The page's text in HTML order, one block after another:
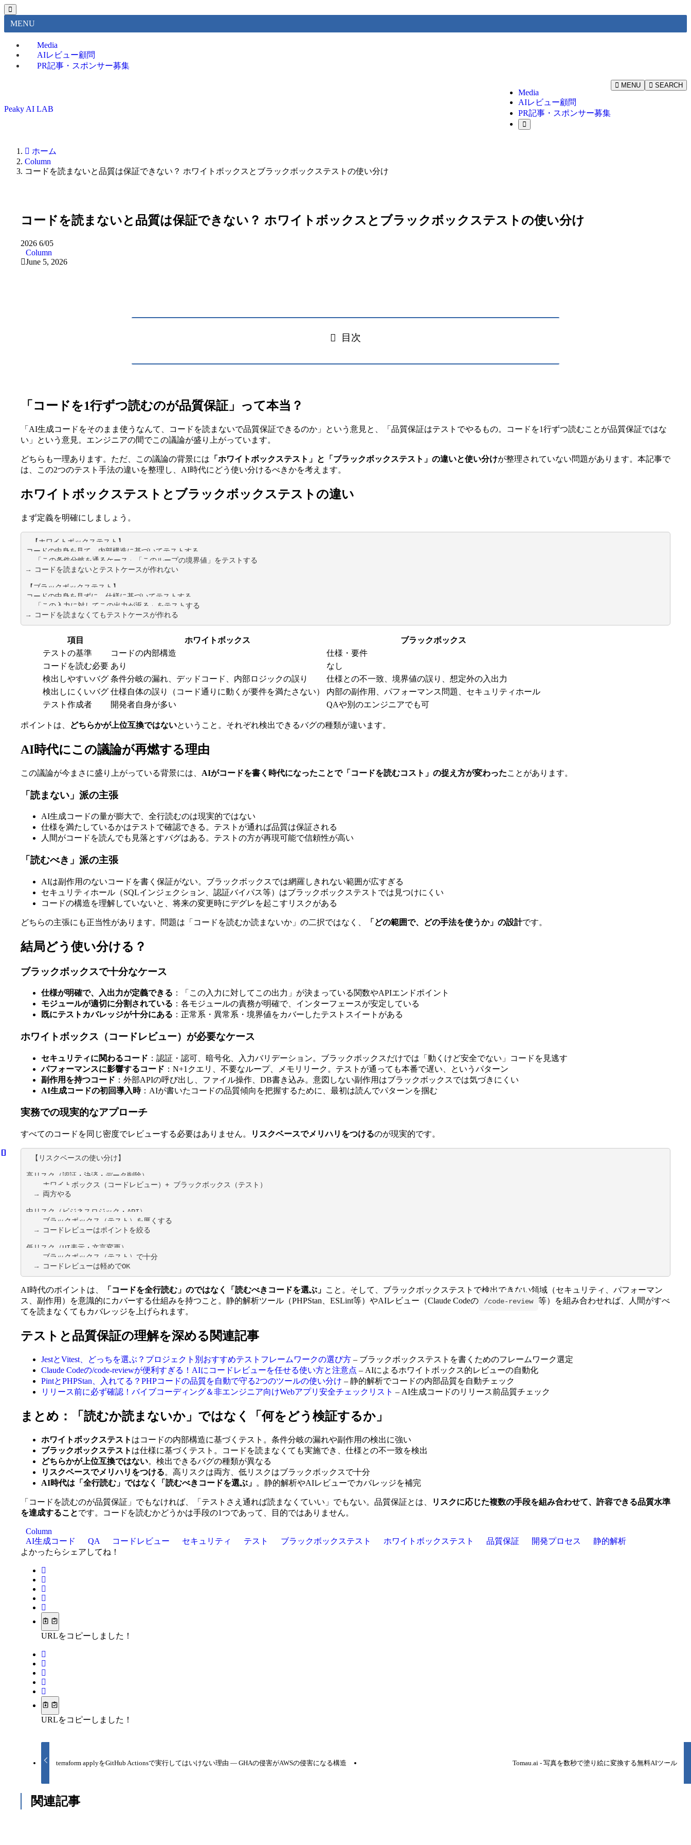
MENU
Media
AIレビュー顧問
PR記事・スポンサー募集
Peaky AI LAB
Media
AIレビュー顧問
PR記事・スポンサー募集
SEARCH
MENU
ホーム
Column
コードを読まないと品質は保証できない？ ホワイトボックスとブラックボックステストの使い分け
コードを読まないと品質は保証できない？ ホワイトボックスとブラックボックステストの使い分け
2026 6/05
Column
June 5, 2026
目次
「コードを1行ずつ読むのが品質保証」って本当？
「AI生成コードをそのまま使うなんて、コードを読まないで品質保証できるのか」という意見と、「品質保証はテストでやるもの。コードを1行ずつ読むことが品質保証ではな
い」という意見。エンジニアの間でこの議論が盛り上がっています。
どちらも一理あります。ただ、この議論の背景には 「ホワイトボックステスト」と「ブラックボックステスト」の違いと使い分けが整理されていない問題があります。本記事で
は、この2つのテスト手法の違いを整理し、AI時代にどう使い分けるべきかを考えます。
ホワイトボックステストとブラックボックステストの違い
まず定義を明確にしましょう。
【ホワイトボックステスト】
コードの中身を見て、内部構造に基づいてテストする
→ 「この条件分岐を通るケース」「このループの境界値」をテストする
→ コードを読まないとテストケースが作れない
【ブラックボックステスト】
コードの中身を見ずに、仕様に基づいてテストする
→ 「この入力に対してこの出力が返る」をテストする
→ コードを読まなくてもテストケースが作れる
項目 ホワイトボックス
ブラックボックス
テストの基準
コードの内部構造
仕様・要件
コードを読む必要 あり
なし
検出しやすいバグ 条件分岐の漏れ、デッドコード、内部ロジックの誤り
仕様との不一致、境界値の誤り、想定外の入出力
検出しにくいバグ 仕様自体の誤り（コード通りに動くが要件を満たさない）
内部の副作用、パフォーマンス問題、セキュリティホール
テスト作成者
開発者自身が多い QAや別のエンジニアでも可
ポイントは、 どちらかが上位互換ではないということ。それぞれ検出できるバグの種類が違います。
AI時代にこの議論が再燃する理由
この議論が今まさに盛り上がっている背景には、 AIがコードを書く時代になったことで「コードを読むコスト」の捉え方が変わったことがあります。
「読まない」派の主張
AI生成コードの量が膨大で、全行読むのは現実的ではない
仕様を満たしているかはテストで確認できる。テストが通れば品質は保証される
人間がコードを読んでも見落とすバグはある。テストの方が再現可能で信頼性が高い
「読むべき」派の主張
AIは副作用のないコードを書く保証がない。ブラックボックスでは網羅しきれない範囲が広すぎる
セキュリティホール（SQLインジェクション、認証バイパス等）はブラックボックステストでは見つけにくい
コードの構造を理解していないと、将来の変更時にデグレを起こすリスクがある
どちらの主張にも正当性があります。問題は「コードを読むか読まないか」の二択ではなく、 「どの範囲で、どの手法を使うか」の設計です。
結局どう使い分ける？
ブラックボックスで十分なケース
仕様が明確で、入出力が定義できる ：「この入力に対してこの出力」が決まっている関数やAPIエンドポイント
モジュールが適切に分割されている ：各モジュールの責務が明確で、インターフェースが安定している
既にテストカバレッジが十分にある ：正常系・異常系・境界値をカバーしたテストスイートがある
ホワイトボックス（コードレビュー）が必要なケース
セキュリティに関わるコード ：認証・認可、暗号化、入力バリデーション。ブラックボックスだけでは「動くけど安全でない」コードを見逃す
パフォーマンスに影響するコード ：N+1クエリ、不要なループ、メモリリーク。テストが通っても本番で遅い、というパターン
副作用を持つコード ：外部APIの呼び出し、ファイル操作、DB書き込み。意図しない副作用はブラックボックスでは気づきにくい
AI生成コードの初回導入時：AIが書いたコードの品質傾向を把握するために、最初は読んでパターンを掴む
実務での現実的なアプローチ
すべてのコードを同じ密度でレビューする必要はありません。 リスクベースでメリハリをつけるのが現実的です。
【リスクベースの使い分け】
高リスク（認証・決済・データ削除）
中リスク（ビジネスロジック・API）
低リスク（UI表示・文言変更）
  → コードレビューは軽めでOK
AI時代のポイントは、 「コードを全行読む」のではなく「読むべきコードを選ぶ」 こと。そして、ブラックボックステストで検出できない領域（セキュリティ、パフォーマン
ス、副作用）を意識的にカバーする仕組みを持つこと。静的解析ツール（PHPStan、ESLint等）やAIレビュー（Claude Codeの
/code-review
等）を組み合わせれば、人間がすべ
てを読まなくてもカバレッジを上げられます。
テストと品質保証の理解を深める関連記事
JestとVitest、どっちを選ぶ？プロジェクト別おすすめテストフレームワークの選び方 – ブラックボックステストを書くためのフレームワーク選定
Claude Codeの/code-reviewが便利すぎる！AIにコードレビューを任せる使い方と注意点 – AIによるホワイトボックス的レビューの自動化
PintとPHPStan、入れてる？PHPコードの品質を自動で守る2つのツールの使い分け – 静的解析でコードの内部品質を自動チェック
リリース前に必ず確認！バイブコーディング＆非エンジニア向けWebアプリ安全チェックリスト – AI生成コードのリリース前品質チェック
まとめ：「読むか読まないか」ではなく「何をどう検証するか」
ホワイトボックステスト はコードの内部構造に基づくテスト。条件分岐の漏れや副作用の検出に強い
ブラックボックステスト は仕様に基づくテスト。コードを読まなくても実施でき、仕様との不一致を検出
どちらかが上位互換ではない。検出できるバグの種類が異なる
リスクベースでメリハリをつける。高リスクは両方、低リスクはブラックボックスで十分
AI時代は「全行読む」ではなく「読むべきコードを選ぶ」 。静的解析やAIレビューでカバレッジを補完
「コードを読むのが品質保証」でもなければ、「テストさえ通れば読まなくていい」でもない。品質保証とは、
リスクに応じた複数の手段を組み合わせて、許容できる品質水準
を達成することです。コードを読むかどうかは手段の1つであって、目的ではありません。
Column
AI生成コード
QA コードレビュー セキュリティ テスト ブラックボックステスト ホワイトボックステスト 品質保証 開発プロセス
静的解析
よかったらシェアしてね！
URLをコピーしました！
URLをコピーしました！
terraform applyをGitHub Actionsで実行してはいけない理由 ― GHAの侵害がAWSの侵害になる構造 Tomau.ai - 写真を数秒で塗り絵に変換する無料AIツール
関連記事